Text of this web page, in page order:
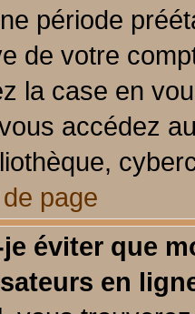
période
de votre
la case en
accédez
page
éviter que
en